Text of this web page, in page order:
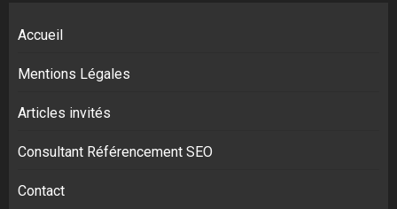
Accueil
Mentions Légales
Articles invités
Consultant Référencement SEO
Contact